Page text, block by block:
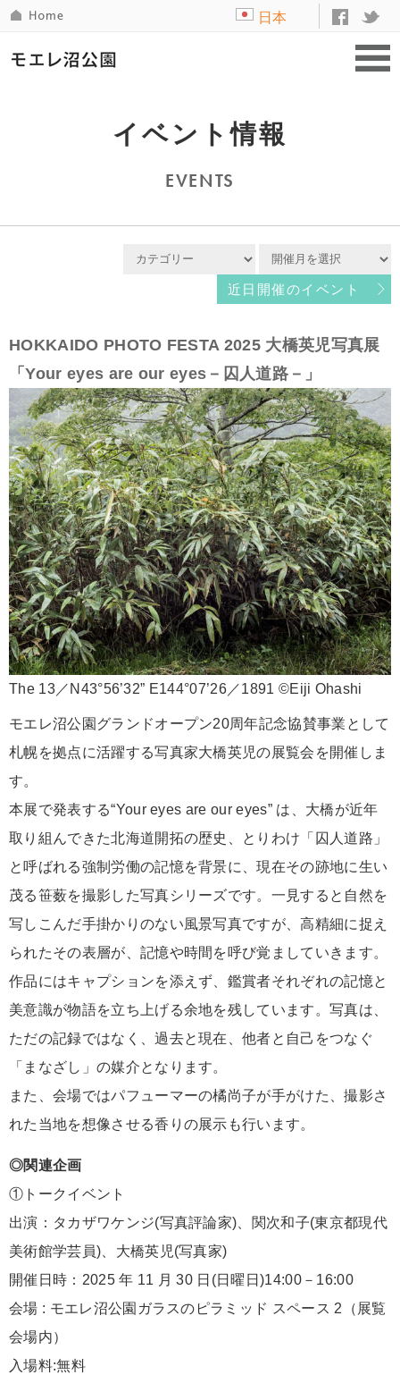
日本
イベント情報
EVENTS
近日開催のイベント
HOKKAIDO PHOTO FESTA 2025 大橋英児写真展
「Your eyes are our eyes－囚人道路－」
The 13／N43°56’32” E144°07’26／1891 ©Eiji Ohashi
モエレ沼公園グランドオープン20周年記念協賛事業として
札幌を拠点に活躍する写真家大橋英児の展覧会を開催しま
す。
本展で発表する“Your eyes are our eyes” は、大橋が近年
取り組んできた北海道開拓の歴史、とりわけ「囚人道路」
と呼ばれる強制労働の記憶を背景に、現在その跡地に生い
茂る笹薮を撮影した写真シリーズです。一見すると自然を
写しこんだ手掛かりのない風景写真ですが、高精細に捉え
られたその表層が、記憶や時間を呼び覚ましていきます。
作品にはキャプションを添えず、鑑賞者それぞれの記憶と
美意識が物語を立ち上げる余地を残しています。写真は、
ただの記録ではなく、過去と現在、他者と自己をつなぐ
「まなざし」の媒介となります。
また、会場ではパフューマーの橘尚子が手がけた、撮影さ
れた当地を想像させる香りの展示も行います。
◎関連企画
①トークイベント
出演：タカザワケンジ(写真評論家)、関次和子(東京都現代
美術館学芸員)、大橋英児(写真家)
開催日時：2025 年 11 月 30 日(日曜日)14:00－16:00
会場 : モエレ沼公園ガラスのピラミッド スペース 2（展覧
会場内）
入場料:無料